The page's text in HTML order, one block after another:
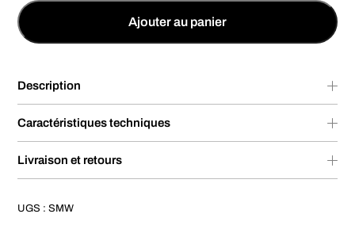
Ajouter au panier
Description
Caractéristiques techniques
Livraison et retours
UGS :SMW